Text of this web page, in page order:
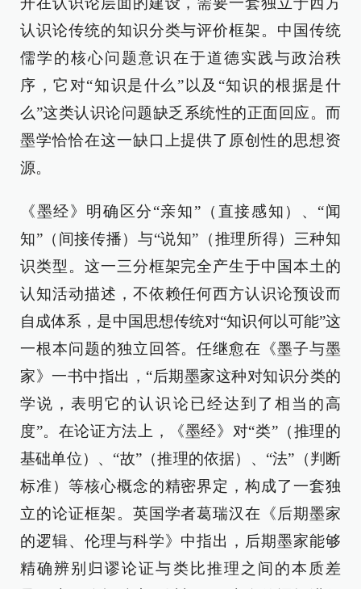
认识论传统的知识分类与评价框架。中国传统
儒学的核心问题意识在于道德实践与政治秩
序，它对“知识是什么”以及“知识的根据是什
么”这类认识论问题缺乏系统性的正面回应。而
墨学恰恰在这一缺口上提供了原创性的思想资
源。
《墨经》明确区分“亲知”（直接感知）、“闻
知”（间接传播）与“说知”（推理所得）三种知
识类型。这一三分框架完全产生于中国本土的
认知活动描述，不依赖任何西方认识论预设而
自成体系，是中国思想传统对“知识何以可能”这
一根本问题的独立回答。任继愈在《墨子与墨
家》一书中指出，“后期墨家这种对知识分类的
学说，表明它的认识论已经达到了相当的高
度”。在论证方法上，《墨经》对“类”（推理的
基础单位）、“故”（推理的依据）、“法”（判断
标准）等核心概念的精密界定，构成了一套独
立的论证框架。英国学者葛瑞汉在《后期墨家
的逻辑、伦理与科学》中指出，后期墨家能够
精确辨别归谬论证与类比推理之间的本质差